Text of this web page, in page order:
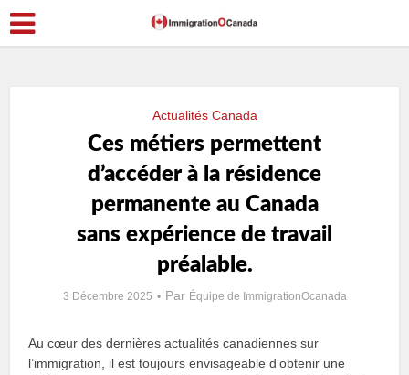
Actualités Canada
Ces métiers permettent
d’accéder à la résidence
permanente au Canada
sans expérience de travail
préalable.
3 Décembre 2025 Par Équipe de ImmigrationOcanada
Au cœur des dernières actualités canadiennes sur
l’immigration, il est toujours envisageable d’obtenir une